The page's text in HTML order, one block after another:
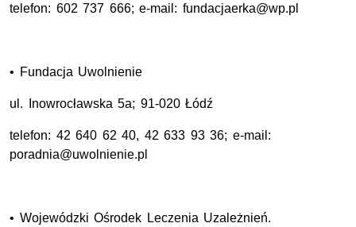
telefon: 602 737 666; e-mail: fundacjaerka@wp.pl
• Fundacja Uwolnienie
ul. Inowrocławska 5a; 91-020 Łódź
telefon: 42 640 62 40, 42 633 93 36; e-mail:
poradnia@uwolnienie.pl
• Wojewódzki Ośrodek Leczenia Uzależnień.